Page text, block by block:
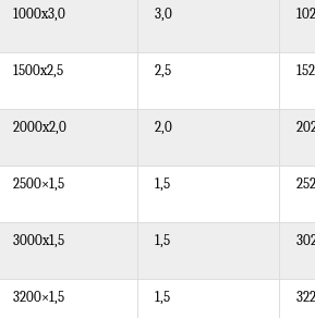
1000x3,0 3,0
1500x2,5 2,5
2000x2,0 2,0
2500×1,5 1,5
3000x1,5 1,5 30
3200×1,5 1,5